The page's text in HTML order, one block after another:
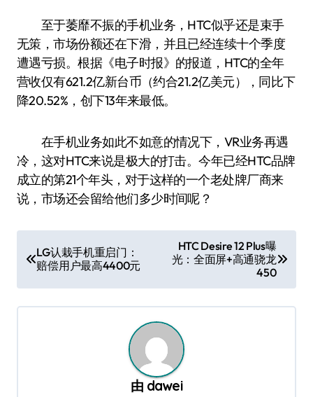
至于萎靡不振的手机业务，HTC似乎还是束手
无策，市场份额还在下滑，并且已经连续十个季度
遭遇亏损。根据《电子时报》的报道，HTC的全年
营收仅有621.2亿新台币（约合21.2亿美元），同比下
降20.52%，创下13年来最低。
在手机业务如此不如意的情况下，VR业务再遇
冷，这对HTC来说是极大的打击。今年已经HTC品牌
成立的第21个年头，对于这样的一个老处牌厂商来
说，市场还会留给他们多少时间呢？
章
导
航
LG认栽手机重启门：
赔偿用户最高4400元
HTC Desire 12 Plus曝
光：全面屏+高通骁龙
450
由 dawei